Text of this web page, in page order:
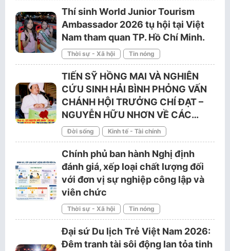
Thí sinh World Junior Tourism
Ambassador 2026 tụ hội tại Việt
Nam tham quan TP. Hồ Chí Minh.
Thời sự - Xã hội Tin nóng
TIẾN SỸ HỒNG MAI VÀ NGHIÊN
CỨU SINH HẢI BÌNH PHỎNG VẤN
CHÁNH HỘI TRƯỞNG CHÍ ĐẠT –
NGUYỄN HỮU NHƠN VỀ CÁC…
Đời sống Kinh tế - Tài chính
Chính phủ ban hành Nghị định
đánh giá, xếp loại chất lượng đối
với đơn vị sự nghiệp công lập và
viên chức
Thời sự - Xã hội Tin nóng
Đại sứ Du lịch Trẻ Việt Nam 2026:
Đêm tranh tài sôi động lan tỏa tinh